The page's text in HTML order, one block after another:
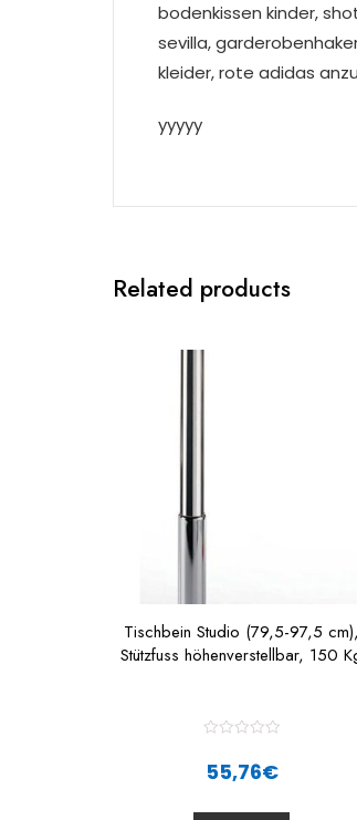
bodenkissen kinder,
sevilla,
kleider, rote adidas
yyyyy
Related products
Tischbein Studio (79,5-97,5 cm),
Stützfuss höhenverstellbar, 150
t
0
55,76€